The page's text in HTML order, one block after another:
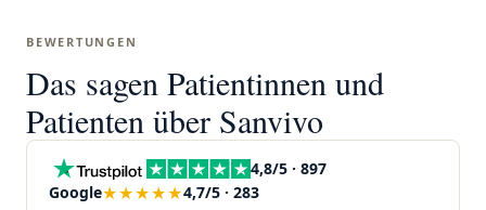
BEWERTUNGEN
Das sagen Patientinnen und
Patienten über Sanvivo
4,8/5 · 897
Google★★★★★4,7/5 · 283